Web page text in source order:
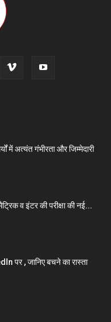
में अत्यंत गंभीरता और जिम्मेदारी
व इंटर की परीक्षा की नई...
पर , जानिए बचने का रास्ता